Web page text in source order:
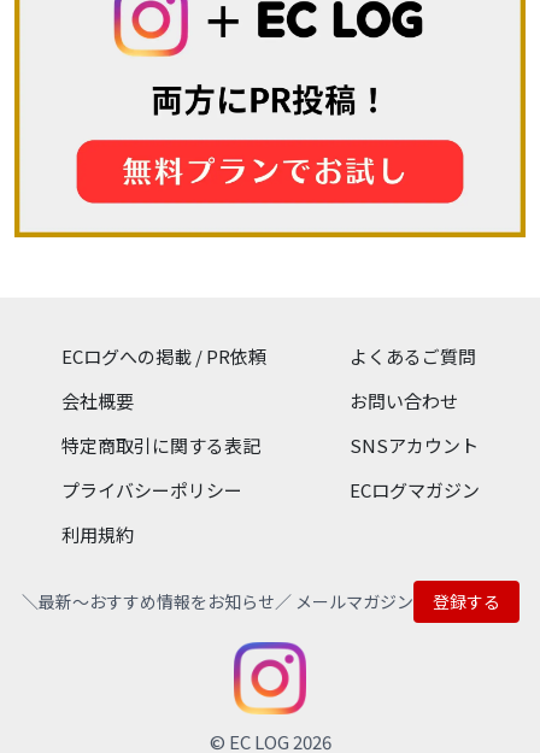
ECログへの掲載 / PR依頼
会社概要
特定商取引に関する表記
プライバシーポリシー
利用規約
よくあるご質問
お問い合わせ
SNSアカウント
ECログマガジン
＼最新〜おすすめ情報をお知らせ／ メールマガジン 登録する
© EC LOG 2026